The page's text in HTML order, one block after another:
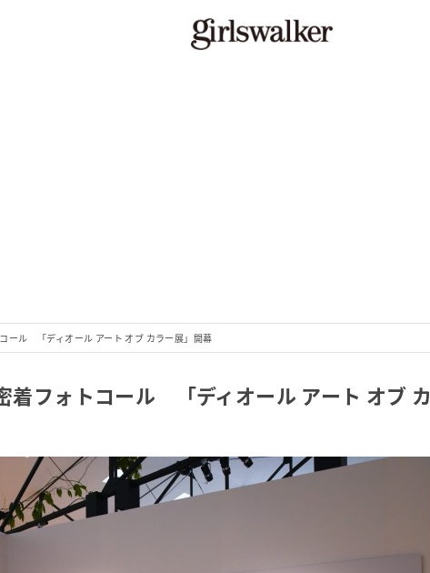
ール 「ディオール アート オブ カラー展」開幕
着フォトコール 「ディオール アート オブ カ